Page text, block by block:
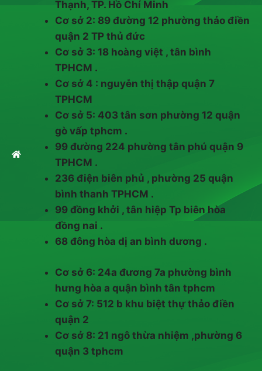
Thạnh, TP. Hồ Chí Minh
Cơ sở 2: 89 đường 12 phường thảo điền
quận 2 TP thủ đức
Cơ sở 3: 18 hoàng việt , tân bình
TPHCM .
Cơ sở 4 : nguyễn thị thập quận 7
TPHCM
Cơ sở 5: 403 tân sơn phường 12 quận
gò vấp tphcm .
99 đường 224 phường tân phú quận 9
TPHCM .
236 điện biên phủ , phường 25 quận
bình thanh TPHCM .
99 đồng khởi , tân hiệp Tp biên hòa
đồng nai .
68 đông hòa dị an bình dương .
Cơ sở 6: 24a đương 7a phường bình
hưng hòa a quận bình tân tphcm
Cơ sở 7: 512 b khu biệt thự thảo điền
quận 2
Cơ sở 8: 21 ngô thừa nhiệm ,phường 6
quận 3 tphcm